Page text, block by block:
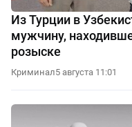
Из Турции в
мужчину,
розыске
Криминал5 августа 11:01